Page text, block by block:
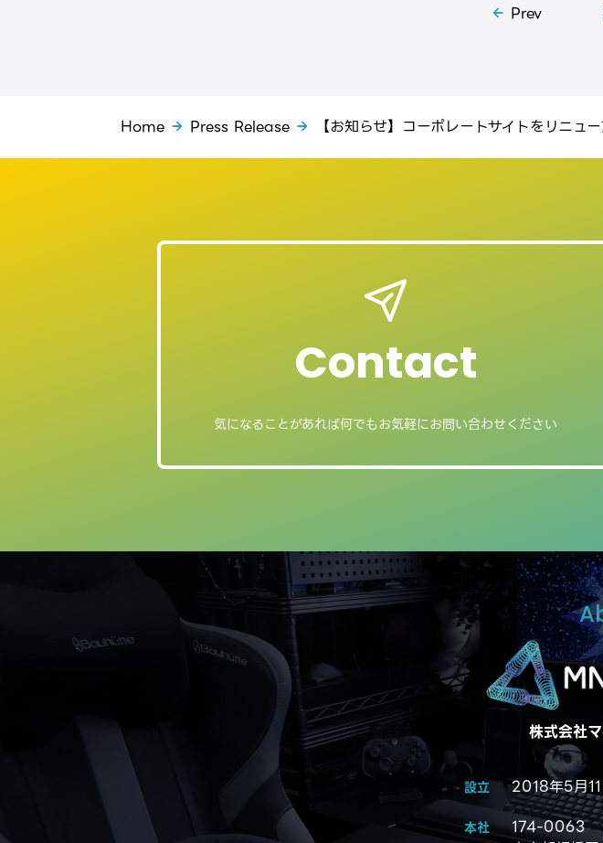
Prev
Home Press Release 【お知らせ】コーポレートサイトをリニュ
Contact
気になることがあれば何でもお気軽にお問い合わせください
株式会社
設立 2018年5月
本社
174-0063